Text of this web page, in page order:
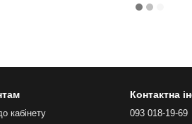
кабінету
Контактна
093 018-19-69